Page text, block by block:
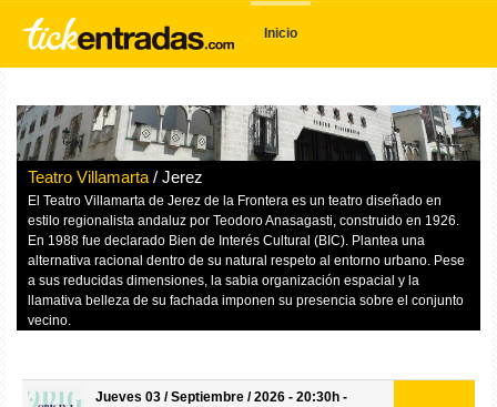
Inicio
Teatro Villamarta / Jerez
El Teatro Villamarta de Jerez de la Frontera es un teatro diseñado en
estilo regionalista andaluz por Teodoro Anasagasti, construido en 1926.
En 1988 fue declarado Bien de Interés Cultural (BIC). Plantea una
alternativa racional dentro de su natural respeto al entorno urbano. Pese
a sus reducidas dimensiones, la sabia organización espacial y la
llamativa belleza de su fachada imponen su presencia sobre el conjunto
vecino.
Jueves 03 / Septiembre / 2026 - 20:30h -